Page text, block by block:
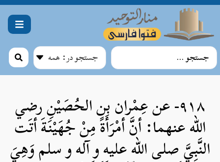
۹۱۸- عن عِمْران بن الحُصَيْنِ رضي
الله عنهما: أنَّ أمْرَأَةً مِنْ جُهَيْنَةَ أتَت
النَّبِيَّ صلی الله علیه و آله و سلم وَهِيَ